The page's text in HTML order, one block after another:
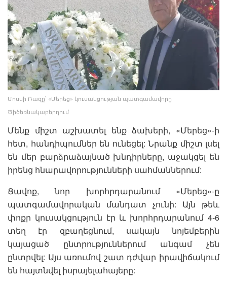
Մոսսի Ռազը՝ «Մերեց» կուսակցության պատգամավորը
Ծիծեռնակաբերդում
Մենք միշտ աշխատել ենք ձախերի, «Մերեց»-ի
հետ, հանդիպումներ են ունեցել: Նրանք միշտ լսել
են մեր բարձրաձայնած խնդիրները, աջակցել են
իրենց հնարավորությունների սահմաններում:
Ցավոք, նոր խորհրդարանում «Մերեց»-ը
պատգամավորական մանդատ չունի: Այն թեև
փոքր կուսակցություն էր և խորհրդարանում 4-6
տեղ էր զբաղեցնում, սակայն նոյեմբերին
կայացած ընտրություններում անգամ չեն
ընտրվել: Այս առումով շատ դժվար իրավիճակում
են հայտնվել իսրայելահայերը: